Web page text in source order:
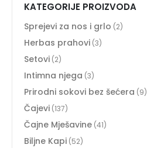
KATEGORIJE PROIZVODA
Sprejevi za nos i grlo (2)
Herbas prahovi (3)
Setovi (2)
Intimna njega (3)
Prirodni sokovi bez šećera (9)
Čajevi (137)
Čajne Mješavine (41)
Biljne Kapi (52)